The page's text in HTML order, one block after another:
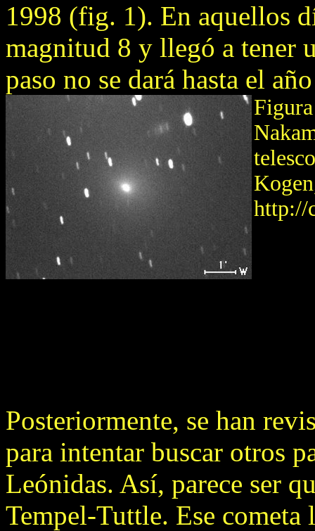
1998 (fig. 1). En aquellos
magnitud 8 y llegó a tener
paso no se dará hasta el
http://
Posteriormente, se han
para intentar buscar otros
Leónidas. Así, parece ser
Tempel-Tuttle. Ese cometa